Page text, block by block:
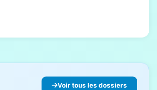
Voir tous les dossiers